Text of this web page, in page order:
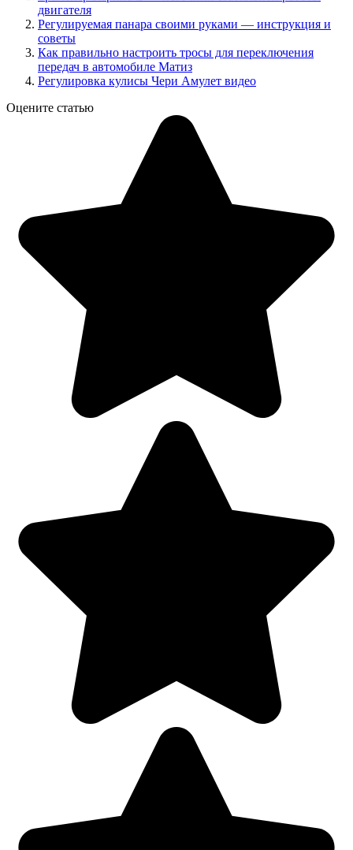
двигателя
Регулируемая панара своими руками — инструкция и
советы
Как правильно настроить тросы для переключения
передач в автомобиле Матиз
Регулировка кулисы Чери Амулет видео
Оцените статью